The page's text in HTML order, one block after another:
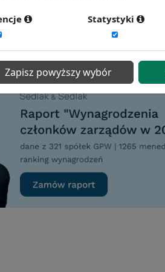
więcej wiadomościStatystyki
Zapisz powyższy wybór